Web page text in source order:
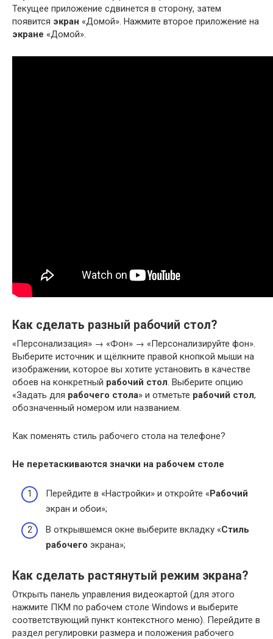
Текущее приложение сдвинется в сторону, затем
появится экран «Домой». Нажмите второе приложение на
экране «Домой».
Как сделать разный рабочий стол?
«Персонализация» → «Фон» → «Персонализируйте фон».
Выберите источник и щёлкните правой кнопкой мыши на
изображении, которое вы хотите установить в качестве
обоев на конкретный рабочий стол. Выберите опцию
«Задать для рабочего стола» и отметьте рабочий стол,
обозначенный номером или названием.
Как поменять стиль рабочего стола на телефоне?
Не перетаскиваются значки на рабочем столе
Перейдите в «Настройки» и откройте « Рабочий
экран и обои»;
В открывшемся окне выберите вкладку «Стиль
рабочего экрана»;
Как сделать растянутый режим экрана?
Открыть панель управления видеокартой (для этого
нажмите ПКМ по рабочем столе Windows и выберите
соответствующий пункт контекстного меню). Перейдите в
раздел регулировки размера и положения рабочего